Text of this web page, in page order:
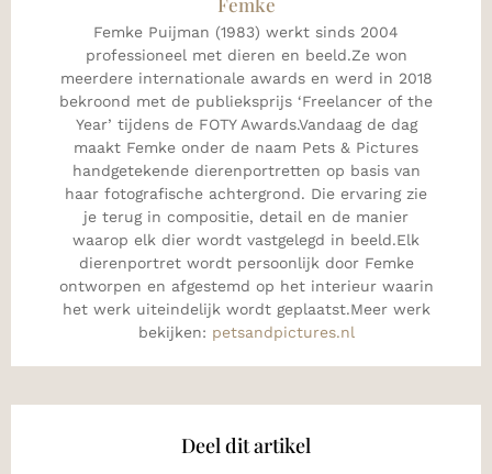
Femke Puijman (1983) werkt sinds 2004
professioneel met dieren en beeld.Ze won
meerdere internationale awards en werd in 2018
bekroond met de publieksprijs ‘Freelancer of the
Year’ tijdens de FOTY Awards.Vandaag de dag
maakt Femke onder de naam Pets & Pictures
handgetekende dierenportretten op basis van
haar fotografische achtergrond. Die ervaring zie
je terug in compositie, detail en de manier
waarop elk dier wordt vastgelegd in beeld.Elk
dierenportret wordt persoonlijk door Femke
ontworpen en afgestemd op het interieur waarin
het werk uiteindelijk wordt geplaatst.Meer werk
bekijken: petsandpictures.nl
Deel dit artikel